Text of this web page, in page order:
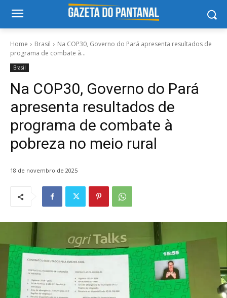
Home Brasil
Na COP30, Governo do Pará apresenta resultados de
programa de combate à...
Brasil
Na COP30, Governo do Pará
apresenta resultados de
programa de combate à
pobreza no meio rural
18 de novembro de 2025